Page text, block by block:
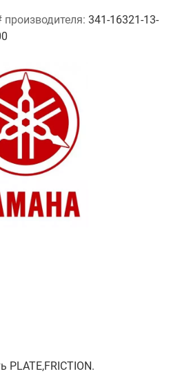
производителя: 341-16321-13-
PLATE,FRICTION.